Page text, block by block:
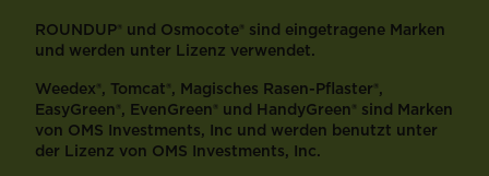
ROUNDUP® und Osmocote® sind eingetragene Marken
und werden unter Lizenz verwendet.
Weedex®, Tomcat®, Magisches Rasen-Pflaster®,
EasyGreen®, EvenGreen® und HandyGreen® sind Marken
von OMS Investments, Inc und werden benutzt unter
der Lizenz von OMS Investments, Inc.